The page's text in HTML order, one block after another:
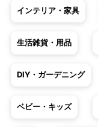
インテリア・家具
生活雑貨・用品
DIY・ガーデニング
ベビー・キッズ